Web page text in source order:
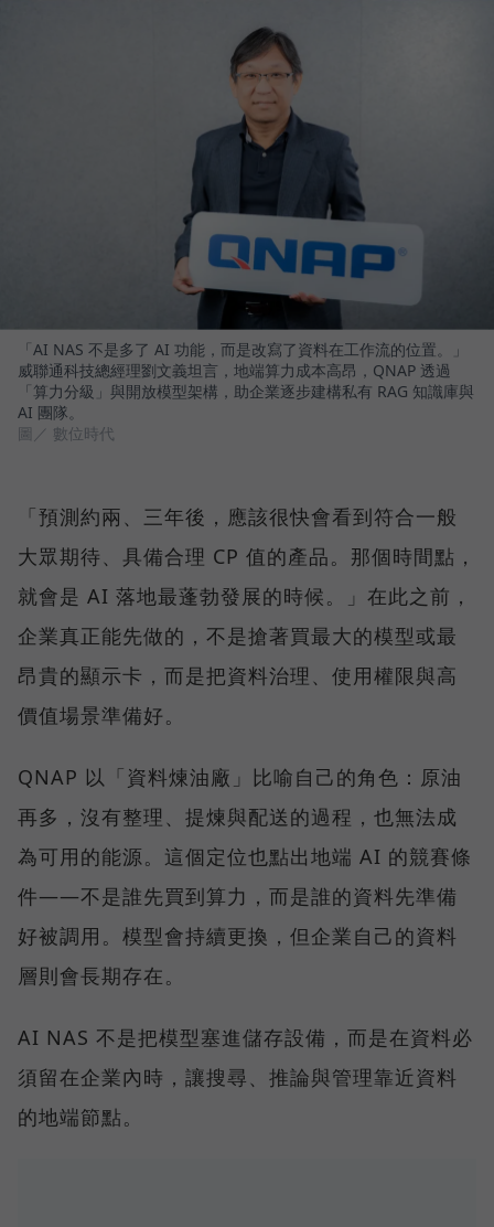
「AI NAS 不是多了 AI 功能，而是改寫了資料在工作流的位置。」
威聯通科技總經理劉文義坦言，地端算力成本高昂，QNAP 透過
「算力分級」與開放模型架構，助企業逐步建構私有 RAG 知識庫與
AI 團隊。
圖／ 數位時代
「預測約兩、三年後，應該很快會看到符合一般
大眾期待、具備合理 CP 值的產品。那個時間點，
就會是 AI 落地最蓬勃發展的時候。」在此之前，
企業真正能先做的，不是搶著買最大的模型或最
昂貴的顯示卡，而是把資料治理、使用權限與高
價值場景準備好。
QNAP 以「資料煉油廠」比喻自己的角色：原油
再多，沒有整理、提煉與配送的過程，也無法成
為可用的能源。這個定位也點出地端 AI 的競賽條
件——不是誰先買到算力，而是誰的資料先準備
好被調用。模型會持續更換，但企業自己的資料
層則會長期存在。
AI NAS 不是把模型塞進儲存設備，而是在資料必
須留在企業內時，讓搜尋、推論與管理靠近資料
的地端節點。